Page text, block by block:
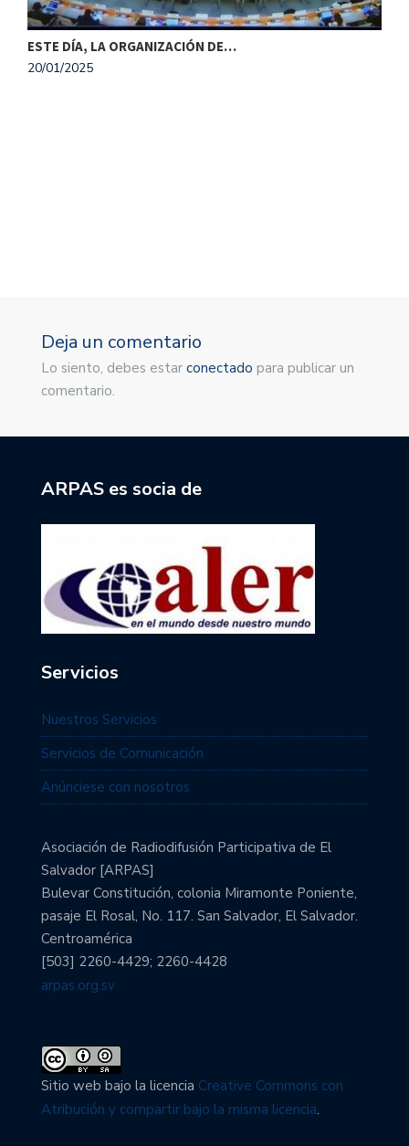
ESTE DÍA, LA ORGANIZACIÓN DE…
20/01/2025
Deja un comentario
Lo siento, debes estar conectado para publicar un
comentario.
ARPAS es socia de
Servicios
Nuestros Servicios
Servicios de Comunicación
Anúnciese con nosotros
Asociación de Radiodifusión Participativa de El
Salvador [ARPAS]
Bulevar Constitución, colonia Miramonte Poniente,
pasaje El Rosal, No. 117. San Salvador, El Salvador.
Centroamérica
[503] 2260-4429; 2260-4428
arpas.org.sv
Sitio web bajo la licencia Creative Commons con
Atribución y compartir bajo la misma licencia.